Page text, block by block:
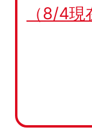
（8/4現